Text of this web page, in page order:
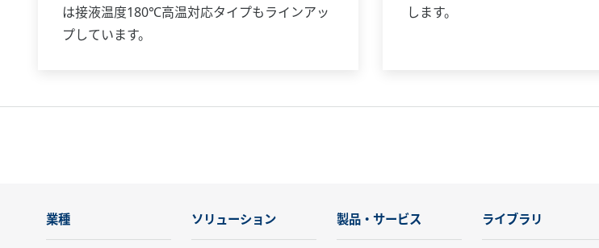
は接液温度180℃高温対応タイプもラインアッ
プしています。
します。
業種 ソリューション 製品・サービス ライブラリ